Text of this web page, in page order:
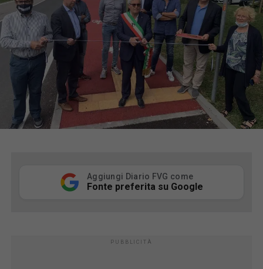
Aggiungi Diario FVG come
Fonte preferita su Google